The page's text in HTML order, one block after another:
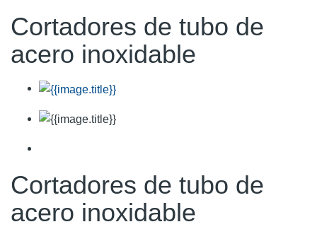
Cortadores de tubo de
acero inoxidable
Cortadores de tubo de
acero inoxidable